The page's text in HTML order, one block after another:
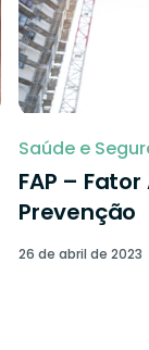
Saúde e
FAP –
Prevenção
26 de abril de 2023